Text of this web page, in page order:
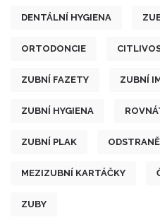
DENTÁLNÍ HYGIENA
ORTODONCIE
ZUBNÍ FAZETY ZUBNÍ
ZUBNÍ HYGIENA
ZUBNÍ PLAK
MEZIZUBNÍ KARTÁČKY
ZUBY